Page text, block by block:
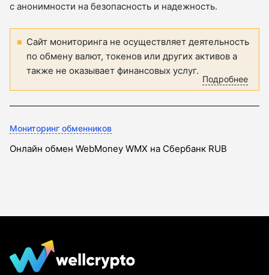
с анонимности на безопасность и надежность.
Сайт мониторинга не осуществляет деятельность
по обмену валют, токенов или других активов а
также не оказывает финансовых услуг.
Подробнее
Мониторинг обменников
Онлайн обмен WebMoney WMX на Сбербанк RUB